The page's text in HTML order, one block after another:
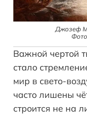
Джозеф
Важной чертой
стало
мир в свето-
часто лишены
строится не на